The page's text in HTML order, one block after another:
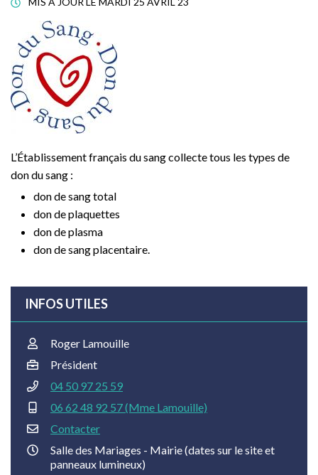
L’Établissement français du sang collecte tous les types de
don du sang :
don de sang total
don de plaquettes
don de plasma
don de sang placentaire.
INFOS UTILES
Roger Lamouille
Président
04 50 97 25 59
06 62 48 92 57 (Mme Lamouille)
Contacter
Salle des Mariages - Mairie (dates sur le site et
panneaux lumineux)